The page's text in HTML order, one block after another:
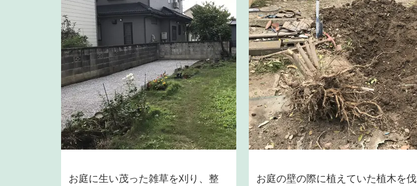
お庭に生い茂った雑草を刈り、整
お庭の壁の際に植えていた植木を伐